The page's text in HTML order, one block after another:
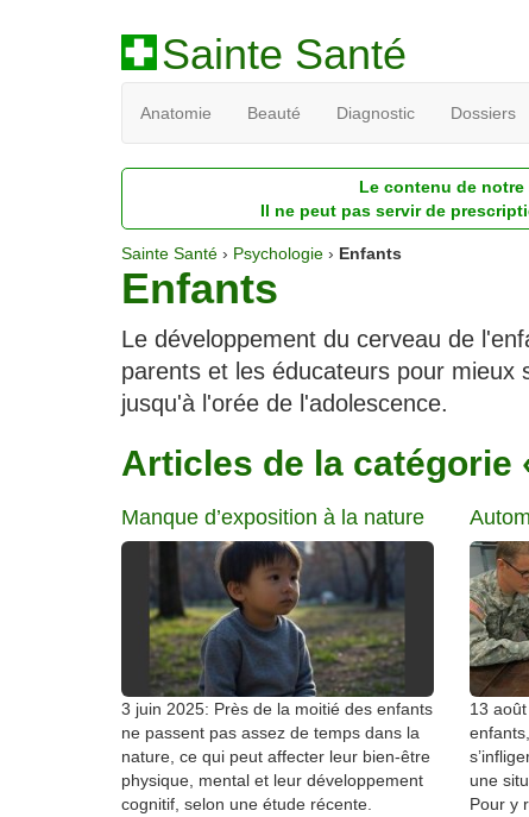
Sainte Santé
Anatomie Beauté Diagnostic Dossiers
Le contenu de
Il ne peut pas servir de
Sainte Santé › Psychologie › Enfants
Enfants
Le développement du cerveau de
parents et les éducateurs pour mieux
jusqu'à l'orée de l'adolescence.
Articles de la catégorie
Manque d’exposition à la nature
3 juin 2025: Près de la moitié des enfants
ne passent pas assez de temps dans la
nature, ce qui peut affecter leur bien-être
physique, mental et leur développement
cognitif, selon une étude récente.
13
une
Pour y